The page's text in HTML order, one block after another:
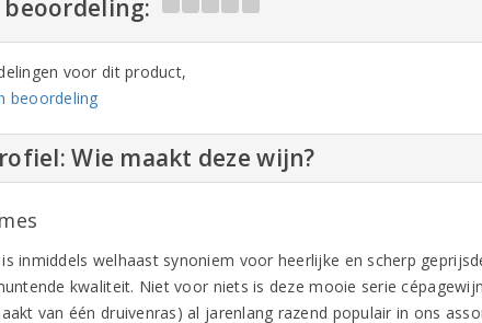
beoordeling:
voor dit product,
beoordeling
Wie maakt deze wijn?
inmiddels welhaast synoniem voor heerlijke en scherp
kwaliteit. Niet voor niets is deze mooie serie
van één druivenras) al jarenlang razend populair in ons